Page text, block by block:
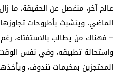
عالم آخر، منفصل عن الحقيقة، ما
الماضي، ويتشبث بأطروحات
– فهناك من يطالب بالاستفتاء،
واستحالة تطبيقه، وفي نفس
المحتجزين بمخيمات تندوف،